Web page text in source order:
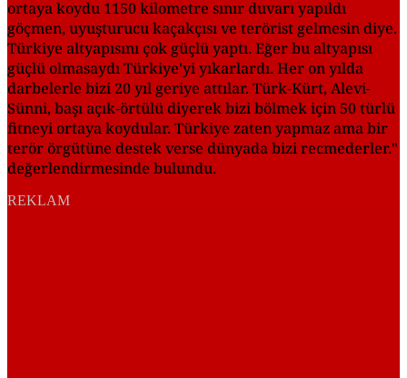
ortaya koydu 1150 kilometre sınır duvarı yapıldı
göçmen, uyuşturucu kaçakçısı ve terörist gelmesin diye.
Türkiye altyapısını çok güçlü yaptı. Eğer bu altyapısı
güçlü olmasaydı Türkiye'yi yıkarlardı. Her on yılda
darbelerle bizi 20 yıl geriye attılar. Türk-Kürt, Alevi-
Sünni, başı açık-örtülü diyerek bizi bölmek için 50 türlü
fitneyi ortaya koydular. Türkiye zaten yapmaz ama bir
terör örgütüne destek verse dünyada bizi recmederler."
değerlendirmesinde bulundu.
REKLAM